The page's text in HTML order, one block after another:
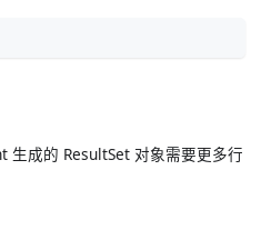
生成的 ResultSet 对象需要更多行